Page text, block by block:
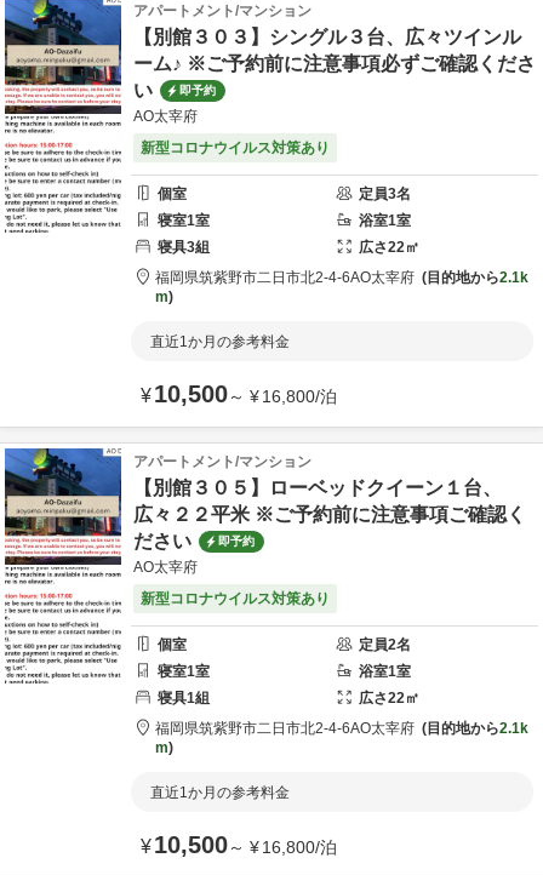
アパートメント/マンション
【別館３０３】シングル３台、広々ツインル
ーム♪ ※ご予約前に注意事項必ずご確認くださ
い
即予約
AO太宰府
新型コロナウイルス対策あり
個室 定員3名
寝室1室 浴室1室
寝具3組 広さ22㎡
福岡県筑紫野市二日市北2-4-6AO太宰府 目的地から2.1k
m
直近1か月の参考料金
¥10,500～ ¥16,800/泊
アパートメント/マンション
【別館３０５】ローベッドクイーン１台、
広々２２平米 ※ご予約前に注意事項ご確認く
ださい
即予約
AO太宰府
新型コロナウイルス対策あり
個室 定員2名
寝室1室 浴室1室
寝具1組 広さ22㎡
福岡県筑紫野市二日市北2-4-6AO太宰府 目的地から2.1k
m
直近1か月の参考料金
¥10,500～ ¥16,800/泊